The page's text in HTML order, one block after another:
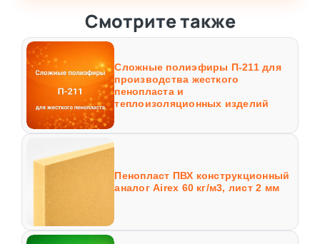
Смотрите также
Сложные полиэфиры П-211 для
производства жесткого
пенопласта и
теплоизоляционных изделий
Пенопласт ПВХ конструкционный
аналог Airex 60 кг/м3, лист 2 мм